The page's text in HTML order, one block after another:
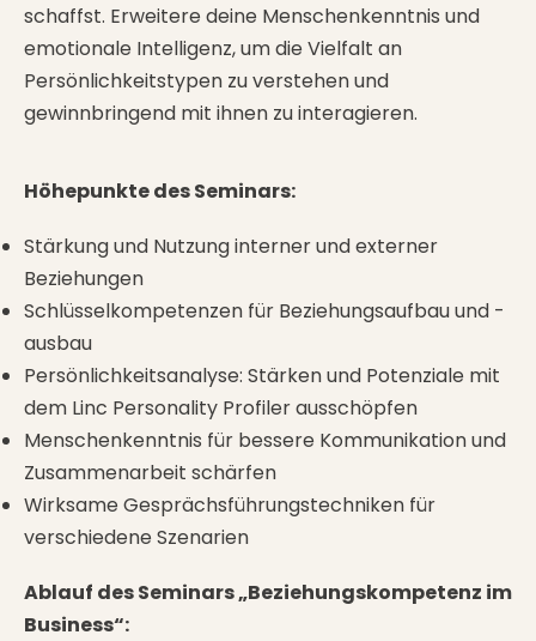
schaffst. Erweitere deine Menschenkenntnis und
emotionale Intelligenz, um die Vielfalt an
Persönlichkeitstypen zu verstehen und
gewinnbringend mit ihnen zu interagieren.
Höhepunkte des Seminars:
Stärkung und Nutzung interner und externer
Beziehungen
Schlüsselkompetenzen für Beziehungsaufbau und -
ausbau
Persönlichkeitsanalyse: Stärken und Potenziale mit
dem Linc Personality Profiler ausschöpfen
Menschenkenntnis für bessere Kommunikation und
Zusammenarbeit schärfen
Wirksame Gesprächsführungstechniken für
verschiedene Szenarien
Ablauf des Seminars „Beziehungskompetenz im
Business“: